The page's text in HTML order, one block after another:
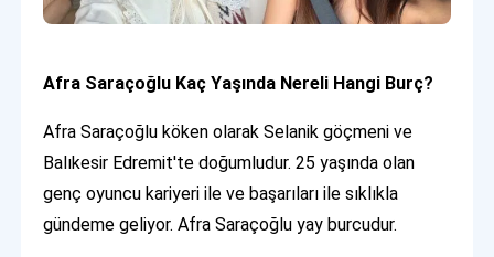
Afra Saraçoğlu Kaç Yaşında Nereli Hangi Burç?
Afra Saraçoğlu köken olarak Selanik göçmeni ve
Balıkesir Edremit'te doğumludur. 25 yaşında olan
genç oyuncu kariyeri ile ve başarıları ile sıklıkla
gündeme geliyor. Afra Saraçoğlu yay burcudur.